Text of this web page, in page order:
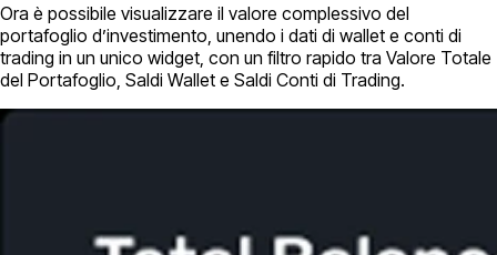
Ora è possibile visualizzare il valore complessivo del
portafoglio d’investimento, unendo i dati di wallet e conti di
trading in un unico widget, con un filtro rapido tra Valore Totale
del Portafoglio, Saldi Wallet e Saldi Conti di Trading.